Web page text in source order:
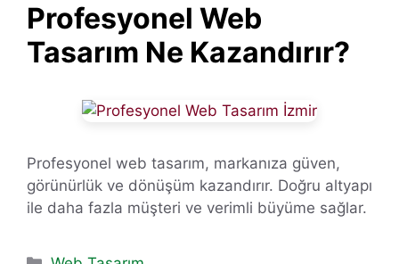
Profesyonel Web
Tasarım Ne Kazandırır?
Profesyonel web tasarım, markanıza güven,
görünürlük ve dönüşüm kazandırır. Doğru altyapı
ile daha fazla müşteri ve verimli büyüme sağlar.
Kategoriler